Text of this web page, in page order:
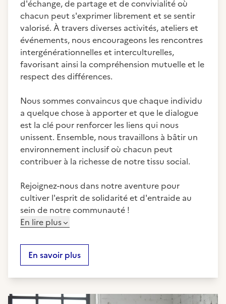
d'échange, de partage et de convivialité où
chacun peut s'exprimer librement et se sentir
valorisé. À travers diverses activités, ateliers et
événements, nous encourageons les rencontres
intergénérationnelles et interculturelles,
favorisant ainsi la compréhension mutuelle et le
respect des différences.
Nous sommes convaincus que chaque individu
a quelque chose à apporter et que le dialogue
est la clé pour renforcer les liens qui nous
unissent. Ensemble, nous travaillons à bâtir un
environnement inclusif où chacun peut
contribuer à la richesse de notre tissu social.
Rejoignez-nous dans notre aventure pour
cultiver l'esprit de solidarité et d'entraide au
sein de notre communauté !
En lire plus
En savoir plus